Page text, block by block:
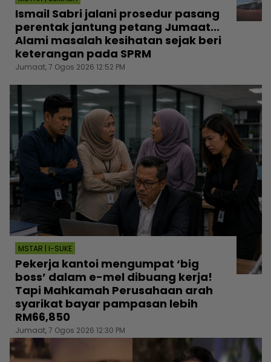
Ismail Sabri jalani prosedur pasang
perentak jantung petang Jumaat...
Alami masalah kesihatan sejak beri
keterangan pada SPRM
Jumaat, 7 Ogos 2026 12:52 PM
MSTAR | I-SUKE
Pekerja kantoi mengumpat ‘big
boss’ dalam e-mel dibuang kerja!
Tapi Mahkamah Perusahaan arah
syarikat bayar pampasan lebih
RM66,850
Jumaat, 7 Ogos 2026 12:30 PM